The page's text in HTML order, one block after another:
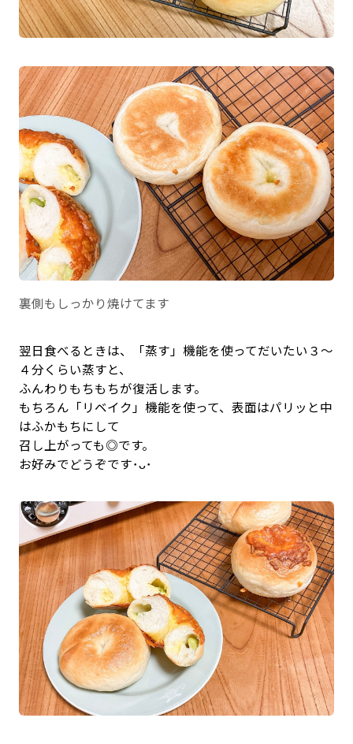
裏側もしっかり焼けてます
翌日食べるときは、「蒸す」機能を使ってだいたい３～
４分くらい蒸すと、
ふんわりもちもちが復活します。
もちろん「リベイク」機能を使って、表面はパリッと中
はふかもちにして
召し上がっても◎です。
お好みでどうぞです･ᴗ･